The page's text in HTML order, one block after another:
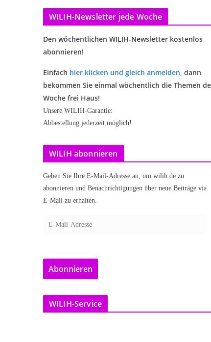
WILIH-Newsletter jede Woche
Den wöchentlichen WILIH-Newsletter kostenlos
abonnieren!
Einfach hier klicken und gleich anmelden, dann
bekommen Sie einmal wöchentlich die Themen
Woche frei Haus!
Unsere WILIH-Garantie:
Abbestellung jederzeit möglich!
WILIH abonnieren
Geben Sie Ihre E-Mail-Adresse an, um wilih.de zu
abonnieren und Benachrichtigungen über neue Beiträge via
E-Mail zu erhalten.
a
l
-
Abonnieren
WILIH-Service